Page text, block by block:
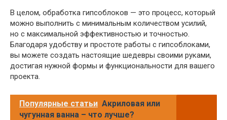
В целом, обработка гипсоблоков — это процесс, который
можно выполнить с минимальным количеством усилий,
но с максимальной эффективностью и точностью.
Благодаря удобству и простоте работы с гипсоблоками,
вы можете создать настоящие шедевры своими руками,
достигая нужной формы и функциональности для вашего
проекта.
Популярные статьи Акриловая или
чугунная ванна – что лучше?